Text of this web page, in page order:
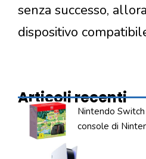
senza successo,
dispositivo
Articoli recenti
Nintendo
console di